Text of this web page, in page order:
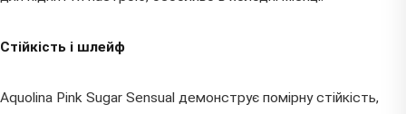
Стійкість і шлейф
Aquolina Pink Sugar Sensual демонструє помірну стійкість,